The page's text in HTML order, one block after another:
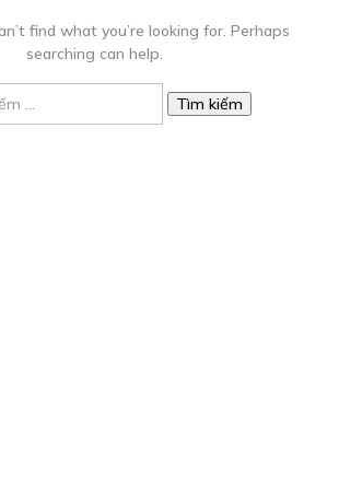
find what you’re looking for. Perhaps
searching can help.